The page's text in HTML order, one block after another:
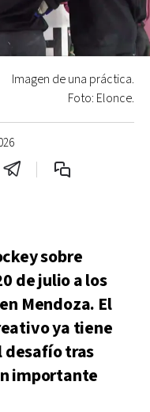
Imagen de una práctica.
Foto: Elonce.
sobre
de julio a los
Mendoza. El
ya tiene
tras
importante